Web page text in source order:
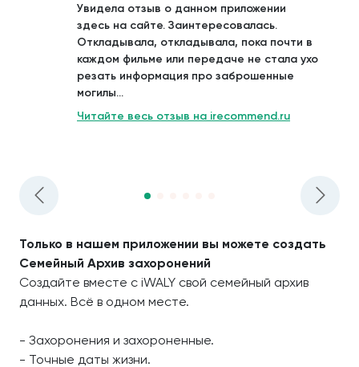
Увидела отзыв о данном приложении
здесь на сайте. Заинтересовалась.
Откладывала, откладывала, пока почти в
каждом фильме или передаче не стала ухо
резать информация про заброшенные
могилы...
Читайте весь отзыв на irecommend.ru
Только в нашем приложении вы можете создать
Семейный Архив захоронений
Создайте вместе с iWALY свой семейный архив
данных. Всё в одном месте.
- Захоронения и захороненные.
- Точные даты жизни.